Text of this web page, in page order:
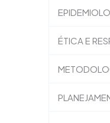
ÉTICA E